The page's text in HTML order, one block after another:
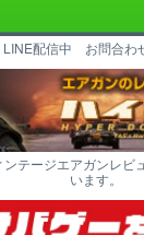
LINE配信中 お問合わ
テージエアガンレビ
います。